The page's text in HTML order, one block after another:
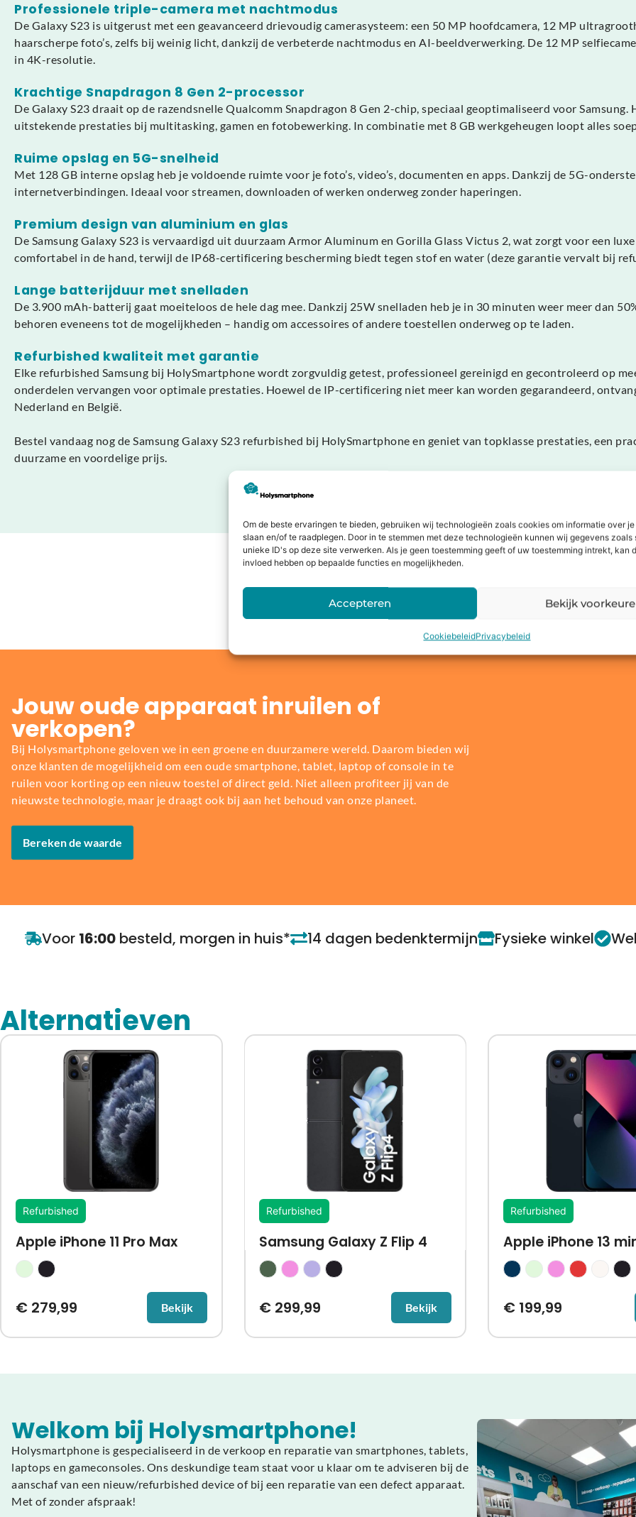
Om de beste ervaringen te bieden, gebruiken wij technologieën zoals cookies om informatie over
slaan en/of te raadplegen. Door in te stemmen met deze technologieën kunnen wij gegevens zoals
unieke ID's op deze site verwerken. Als je geen toestemming geeft of uw toestemming intrekt, kan
invloed hebben op bepaalde functies en mogelijkheden.
Accepteren Bekijk
CookiebeleidPrivacybeleid
Professionele triple-camera met nachtmodus
De Galaxy S23 is uitgerust met een geavanceerd drievoudig camerasysteem: een 50 MP hoofdcamera, 12 MP
haarscherpe foto’s, zelfs bij weinig licht, dankzij de verbeterde nachtmodus en AI-beeldverwerking. De 12 MP
in 4K-resolutie.
Krachtige Snapdragon 8 Gen 2-processor
De Galaxy S23 draait op de razendsnelle Qualcomm Snapdragon 8 Gen 2-chip, speciaal geoptimaliseerd voor
uitstekende prestaties bij multitasking, gamen en fotobewerking. In combinatie met 8 GB werkgeheugen loopt alles
Ruime opslag en 5G-snelheid
Met 128 GB interne opslag heb je voldoende ruimte voor je foto’s, video’s, documenten en apps. Dankzij de 5G-
internetverbindingen. Ideaal voor streamen, downloaden of werken onderweg zonder haperingen.
Premium design van aluminium en glas
De Samsung Galaxy S23 is vervaardigd uit duurzaam Armor Aluminum en Gorilla Glass Victus 2, wat zorgt voor een
comfortabel in de hand, terwijl de IP68-certificering bescherming biedt tegen stof en water (deze garantie vervalt bij
Lange batterijduur met snelladen
De 3.900 mAh-batterij gaat moeiteloos de hele dag mee. Dankzij 25W snelladen heb je in 30 minuten weer meer dan
behoren eveneens tot de mogelijkheden – handig om accessoires of andere toestellen onderweg op te laden.
Refurbished kwaliteit met garantie
Elke refurbished Samsung bij HolySmartphone wordt zorgvuldig getest, professioneel gereinigd en gecontroleerd op
onderdelen vervangen voor optimale prestaties. Hoewel de IP-certificering niet meer kan worden gegarandeerd,
Nederland en België.
Bestel vandaag nog de Samsung Galaxy S23 refurbished bij HolySmartphone en geniet van topklasse prestaties, een
duurzame en voordelige prijs.
Dit zeggen onze klanten
Jouw oude apparaat inruilen of
verkopen?
Bij Holysmartphone geloven we in een groene en duurzamere wereld. Daarom bieden wij
onze klanten de mogelijkheid om een oude smartphone, tablet, laptop of console in te
ruilen voor korting op een nieuw toestel of direct geld. Niet alleen profiteer jij van de
nieuwste technologie, maar je draagt ook bij aan het behoud van onze planeet.
Bereken de waarde
Voor 16:00 besteld, morgen in huis* 14 dagen bedenktermijn Fysieke winkel
Alternatieven
Refurbished
Apple iPhone 11 Pro Max
€279,99 Bekijk
Refurbished
Samsung Galaxy Z Flip 4
€ 299,99 Bekijk
Refurbished
Apple iPhone 13
€199,99
Welkom bij Holysmartphone!
Holysmartphone is gespecialiseerd in de verkoop en reparatie van smartphones, tablets,
laptops en gameconsoles. Ons deskundige team staat voor u klaar om te adviseren bij de
aanschaf van een nieuw/refurbished device of bij een reparatie van een defect apparaat.
Met of zonder afspraak!